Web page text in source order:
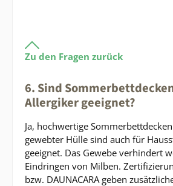
Zu den Fragen zurück
6. Sind
Allergiker geeignet?
Ja, hochwertige
gewebter Hülle sind auch für
geeignet. Das Gewebe verhindert
Eindringen von Milben.
bzw. DAUNACARA geben